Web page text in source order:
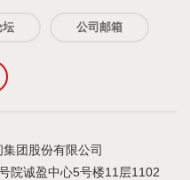
坛 公司邮箱
团股份有限公司
院诚盈中心5号楼11层1102